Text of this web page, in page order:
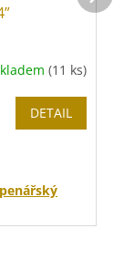
(11 ks)
DETAIL